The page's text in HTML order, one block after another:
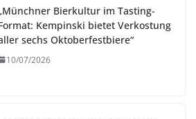
Bierkultur im Tasting-
Kempinski bietet Verkostung
sechs Oktoberfestbiere“
10/07/2026